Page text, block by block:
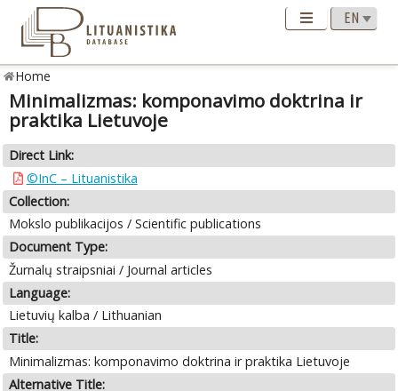
Home
Minimalizmas: komponavimo doktrina ir
praktika Lietuvoje
Direct Link:
©InC – Lituanistika
Collection:
Mokslo publikacijos / Scientific publications
Document Type:
Žurnalų straipsniai / Journal articles
Language:
Lietuvių kalba / Lithuanian
Title:
Minimalizmas: komponavimo doktrina ir praktika Lietuvoje
Alternative Title: